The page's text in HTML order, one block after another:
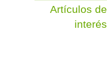
Artículos de
interés